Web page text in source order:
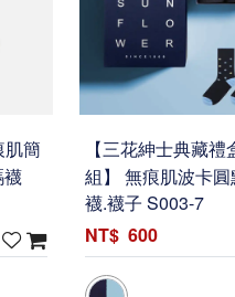
肌簡
【三花紳士典藏禮
組】 無痕肌波卡
襪.襪子 S003-7
600